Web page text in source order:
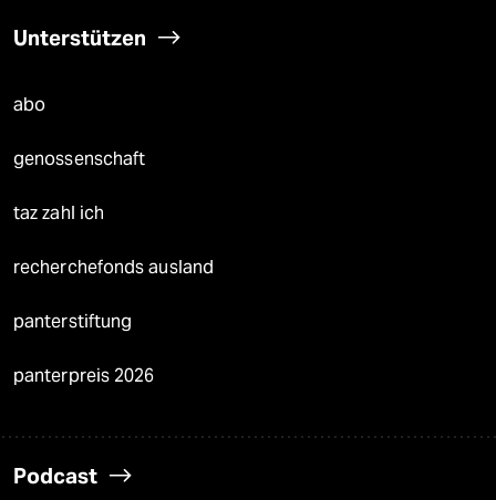
Unterstützen
abo
genossenschaft
taz zahl ich
recherchefonds ausland
panterstiftung
panterpreis 2026
Podcast